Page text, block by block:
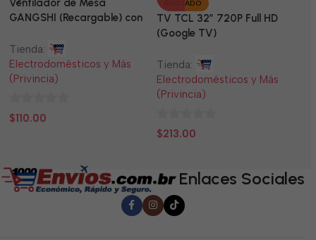
Ventilador de Mesa
GANGSHI (Recargable) con
Tienda:
Electrodomésticos y Más
(Privincia)
0
$110.00
AGOTADO
TV TCL 32” 720P Full HD
(Google TV)
Tienda:
Electrodomésticos y Más
(Privincia)
0
$213.00
Enlaces Sociales